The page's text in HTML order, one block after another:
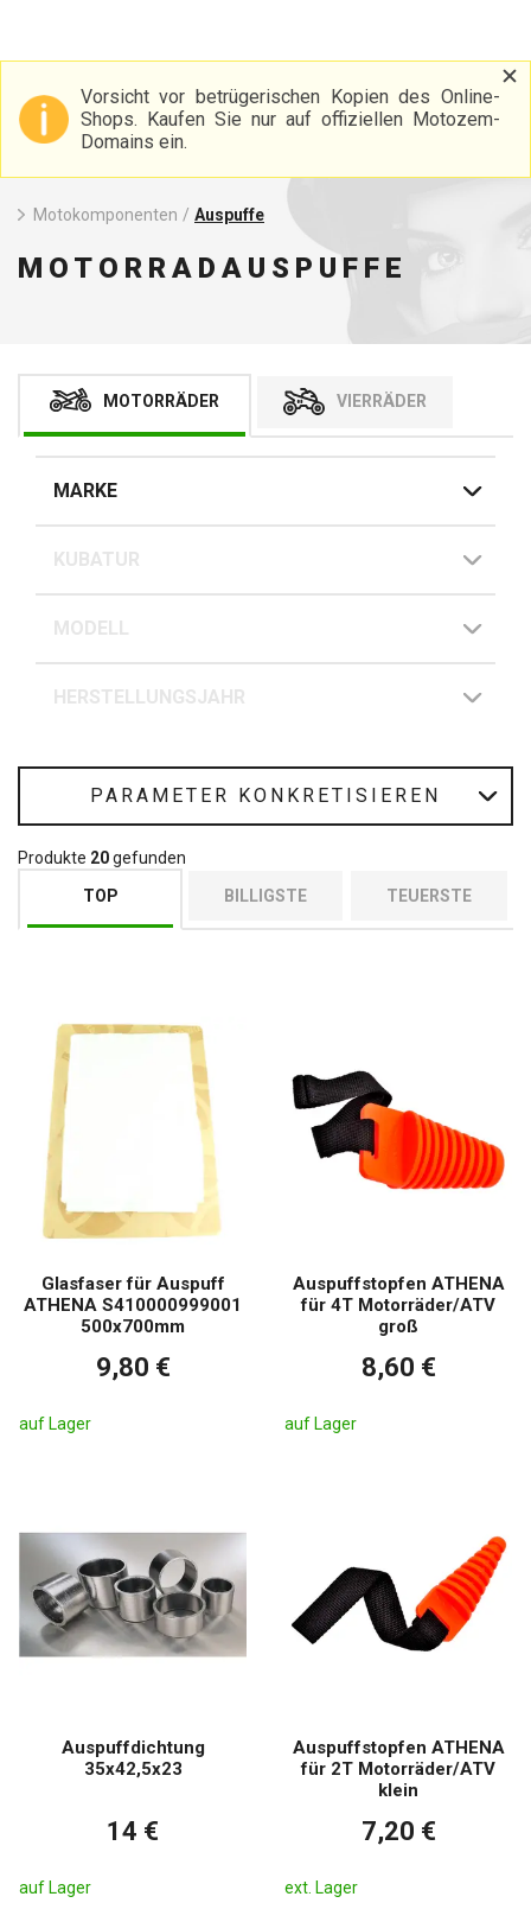
Vorsicht vor betrügerischen Kopien des Online-
Shops. Kaufen Sie nur auf offiziellen Motozem-
Domains ein.
Motokomponenten / Auspuffe
MOTORRADAUSPUFFE
MOTORRÄDER VIERRÄDER
MARKE
KUBATUR
MODELL
HERSTELLUNGSJAHR
PARAMETER KONKRETISIEREN
Produkte 20gefunden
TOP
BILLIGSTE TEUERSTE
Glasfaser für Auspuff
ATHENA S410000999001
500x700mm
9,80 €
auf Lager
Auspuffstopfen ATHENA
für 4T Motorräder/ATV
groß
8,60 €
auf Lager
Auspuffdichtung
35x42,5x23
14 €
auf Lager
Auspuffstopfen ATHENA
für 2T Motorräder/ATV
klein
7,20 €
ext. Lager